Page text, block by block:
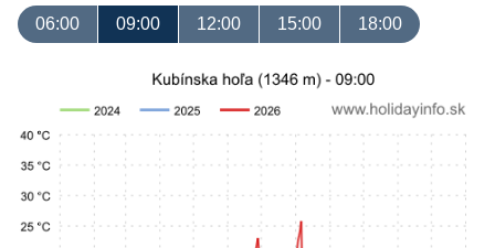
06:00 09:00 12:00 15:00 18:00